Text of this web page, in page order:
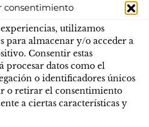
consentimiento
utilizamos
para almacenar y/o acceder a
Consentir estas
procesar datos como el
o identificadores únicos
o retirar el consentimiento
a ciertas características y
de Ceuta y
serán de oficio
de 2023, siendo
por parte de la
los efectivos que se
un puesto de trabajo en
una
restringidas.